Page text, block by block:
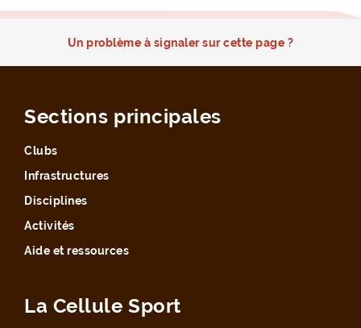
Un problème à signaler sur cette page ?
Sections principales
Clubs
Infrastructures
Disciplines
Activités
Aide et ressources
La Cellule Sport